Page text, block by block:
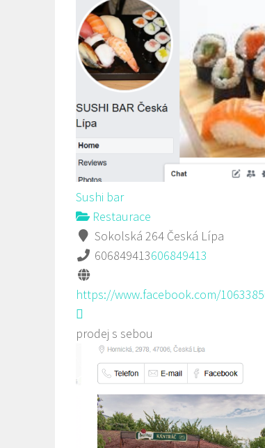
Sushi bar
Restaurace
Sokolská 264 Česká Lípa
606849413606849413
https://www.facebook.com/
prodej s sebou